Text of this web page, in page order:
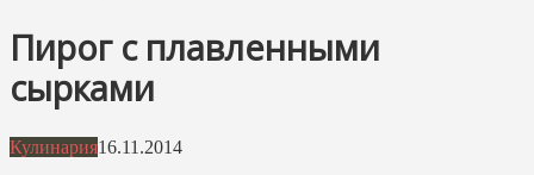
Пирог с плавленными
сырками
Кулинария16.11.2014